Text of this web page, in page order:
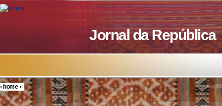
Skip to main content
Jornal da República
You are here
›home›